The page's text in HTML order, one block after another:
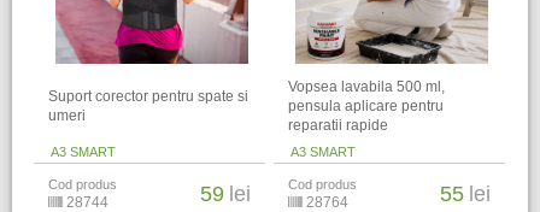
Suport corector pentru spate si
umeri
A3 SMART
Cod produs
28744 59 lei
Vopsea lavabila 500 ml,
pensula aplicare pentru
reparatii rapide
A3 SMART
Cod produs
28764 55 lei